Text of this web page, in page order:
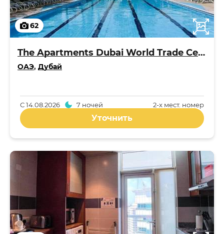
62
The Apartments Dubai World Trade Centre
ОАЭ, Дубай
2-x мест. номер
С14.08.2026 7 ночей
Уточнить